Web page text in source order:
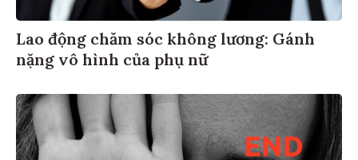
Lao động chăm sóc không lương: Gánh
nặng vô hình của phụ nữ